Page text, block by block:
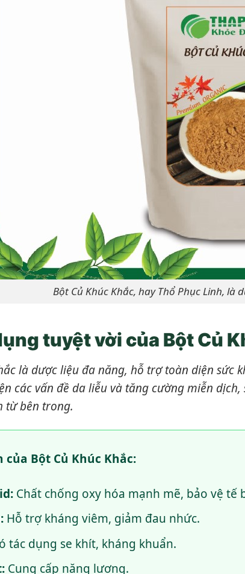
Bột Củ Khúc Khắc, hay Thổ Phục Linh, là
tuyệt vời của Bột Củ
là dược liệu đa năng, hỗ trợ toàn diện sức
các vấn đề da liễu và tăng cường miễn
từ bên trong.
của Bột Củ Khúc Khắc:
Chất chống oxy hóa mạnh mẽ, bảo vệ tế
Hỗ trợ kháng viêm, giảm đau nhức.
tác dụng se khít, kháng khuẩn.
Cung cấp năng lượng.